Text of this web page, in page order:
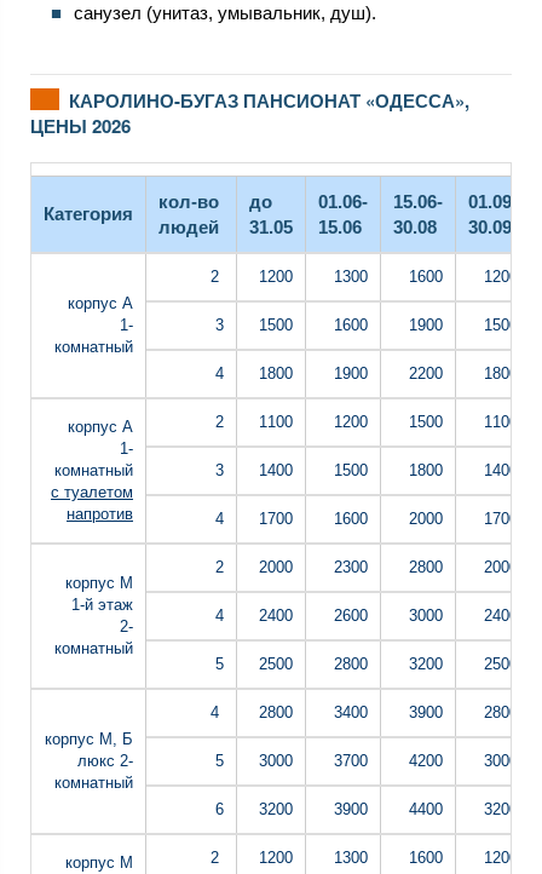
санузел (унитаз, умывальник, душ).
КАРОЛИНО-БУГАЗ ПАНСИОНАТ «ОДЕССА»,
ЦЕНЫ 2026
Категория
кол-во
людей
до
31.05
01.06-
15.06
15.06-
30.08
01.09-
30.09
корпус А
1-
комнатный
2 1200 1300 1600 1200
3 1500 1600 1900 1500
4 1800 1900 2200 1800
корпус А
1-
комнатный
с туалетом
напротив
2 1100 1200 1500 1100
3 1400 1500 1800 1400
4 1700 1600 2000 1700
корпус М
1-й этаж
2-
комнатный
2 2000 2300 2800 2000
4 2400 2600 3000 2400
5 2500 2800 3200 2500
корпус М, Б
люкс 2-
комнатный
4 2800 3400 3900 2800
5 3000 3700 4200 3000
6 3200 3900 4400 3200
корпус М
2 1200 1300 1600 1200